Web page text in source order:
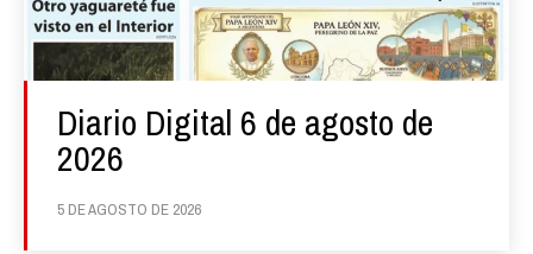
Diario Digital 6 de agosto de
2026
5 DE AGOSTO DE 2026